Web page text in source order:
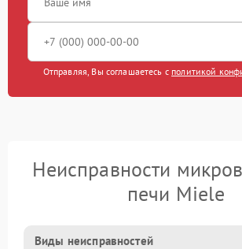
Отправляя, Вы соглашаетесь с политикой
Неисправности
печи Miele
Виды неисправностей